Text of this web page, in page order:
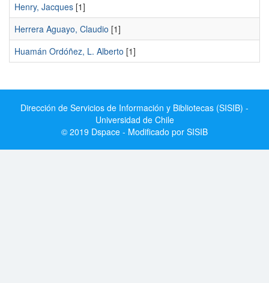
Henry, Jacques [1]
Herrera Aguayo, Claudio [1]
Huamán Ordóñez, L. Alberto [1]
Dirección de Servicios de Información y Bibliotecas (SISIB) -
Universidad de Chile
© 2019 Dspace - Modificado por SISIB